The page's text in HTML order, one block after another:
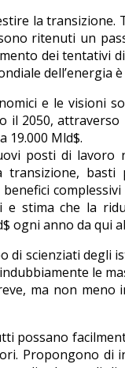
la transizione.
ritenuti un
dei tentativi
dell’energia
e le visioni
il 2050, attraverso
19.000 Mld$.
posti di lavoro
basti
stima che la
ogni anno da qui
di scienziati degli
le
ma non meno
possano
Propongono di